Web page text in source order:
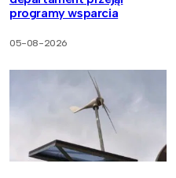
programy wsparcia
05-08-2026